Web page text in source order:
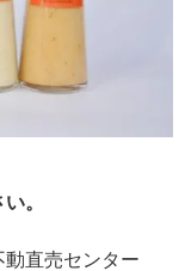
。
直売センター